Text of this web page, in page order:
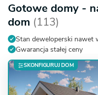
Gotowe domy -
dom (113)
Stan deweloperski nawet
Gwarancja stałej ceny
SKONFIGURUJ DOM